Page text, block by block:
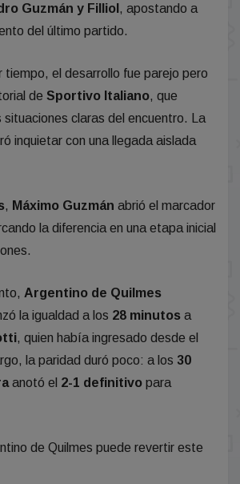
Guzmán y Filliol , apostando a
del último partido.
tiempo, el desarrollo fue parejo pero
de Sportivo Italiano, que
situaciones claras del encuentro. La
inquietar con una llegada aislada
, Máximo Guzmán abrió el marcador
la diferencia en una etapa inicial
Argentino de Quilmes
la igualdad a los 28 minutos a
, quien había ingresado desde el
la paridad duró poco: a los 30
anotó el 2-1 definitivo para
de Quilmes puede revertir este